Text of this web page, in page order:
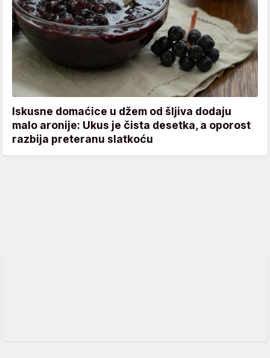
Iskusne domaćice u džem od šljiva dodaju
malo aronije: Ukus je čista desetka, a oporost
razbija preteranu slatkoću